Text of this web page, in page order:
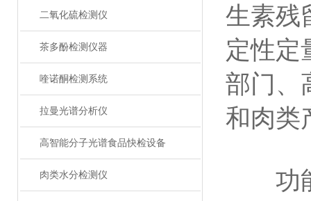
二氧化硫检测仪
茶多酚检测仪器
喹诺酮检测系统
拉曼光谱分析仪
高智能分子光谱食品快检设备
肉类水分检测仪
生素残
定性定
部门、
和肉类
功能